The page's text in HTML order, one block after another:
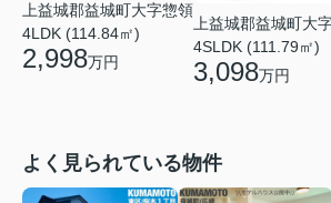
上益城郡益城町大字惣領
4LDK (114.84㎡)
2,998万円
上益城郡益城町大
4SLDK (111.79㎡)
3,098万円
よく見られている物件